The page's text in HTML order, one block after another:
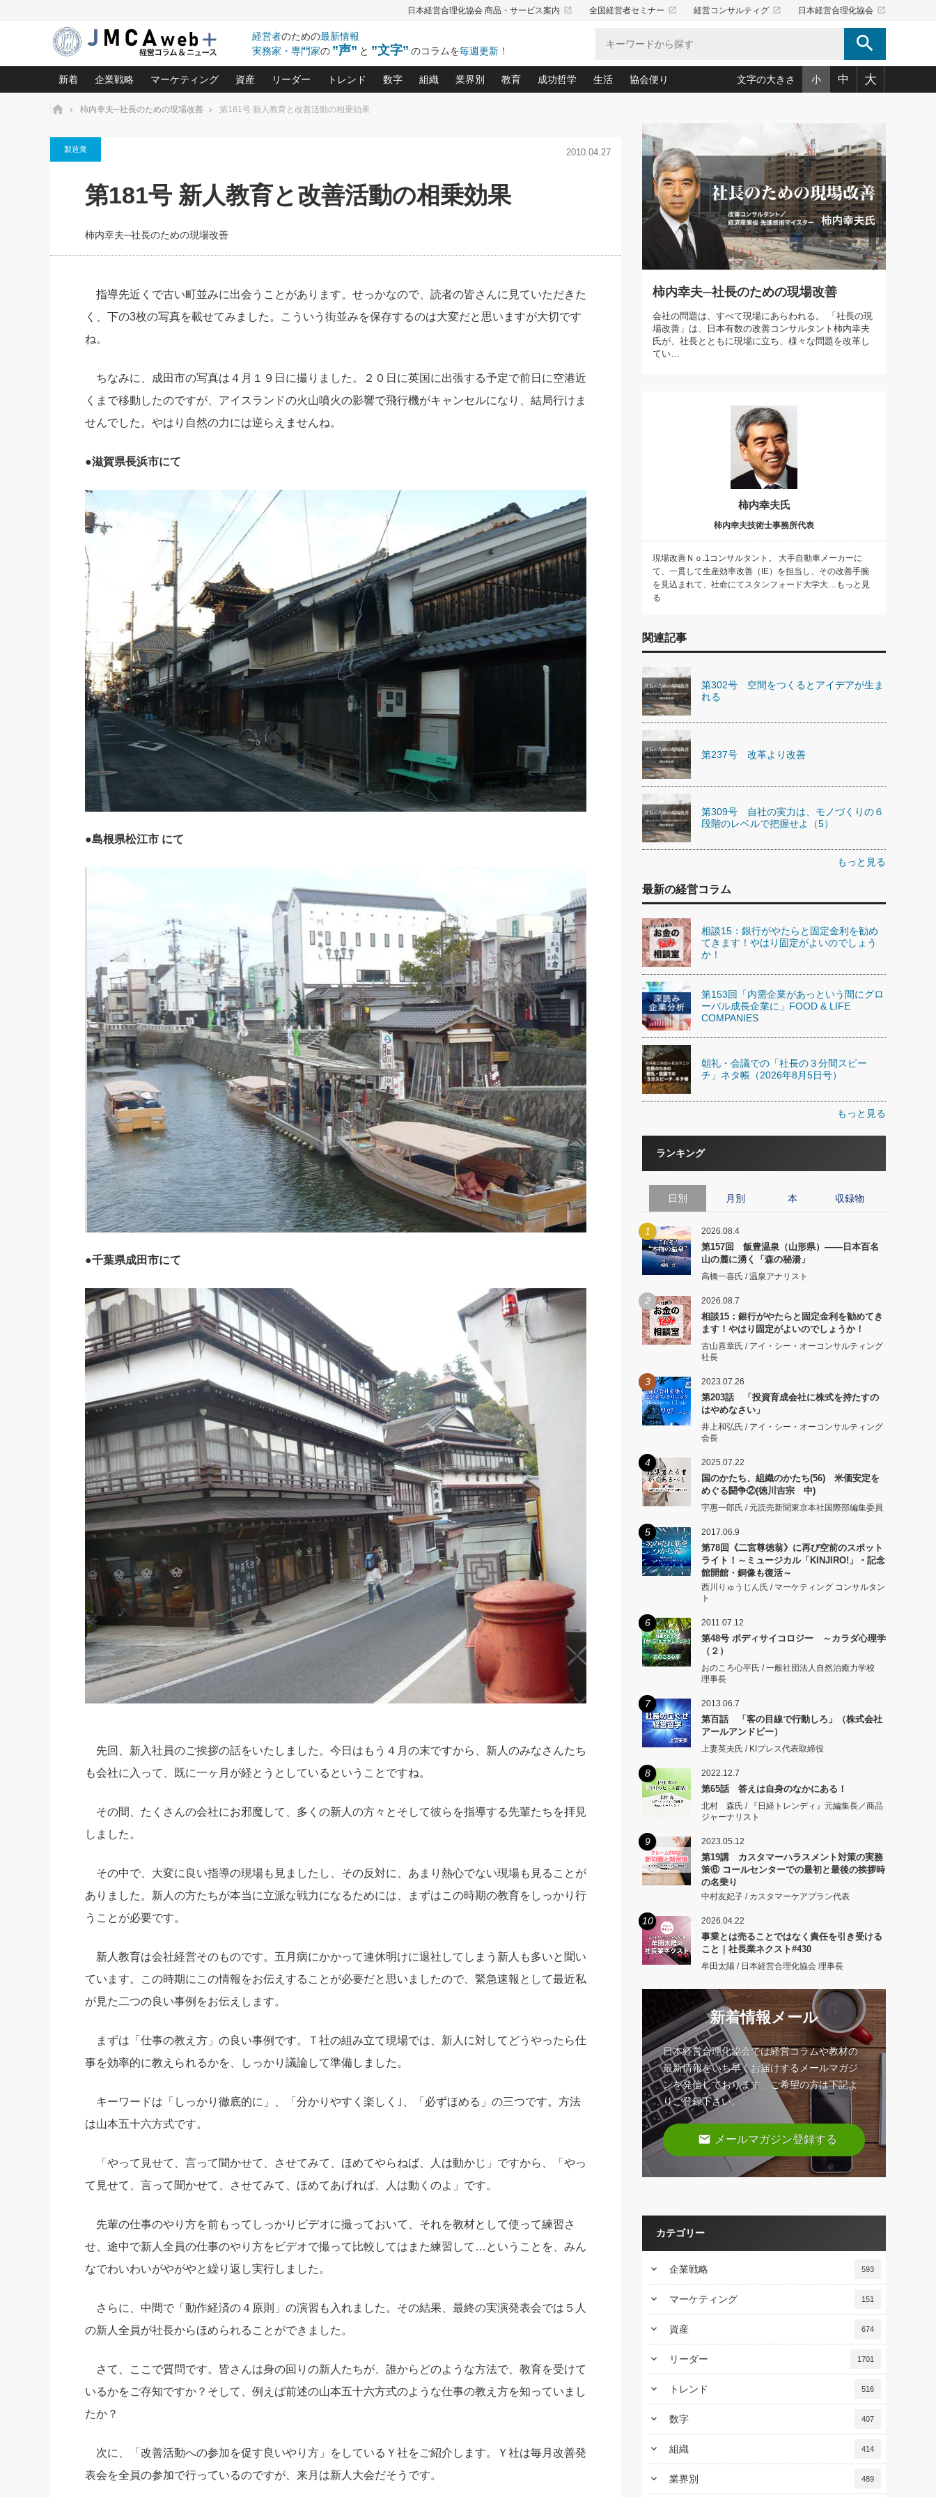
日本経営合理化協会 商品・サービス案内 launch 全国経営者セミナー launch 経営コンサルティグ launch 日本経営合理化協会 launch
経営者のための最新情報
実務家・専門家の ”声” と ”文字” のコラムを毎週更新！ search
新着
がよいのでしょうか！
2026.08.7
FOOD & LIFE COMPANIES
2026.08.5 2026.08.5
第86回 「言葉狩り」
もっとみる
企業戦略
中小企業の「１位づくり」戦略(96)
利益を最大化する「業務改善」横田尚哉氏(5)
強い会社を築く ビジネス・クリニック(240)
日本レーザー「人を大切にしながら利益を上げる経営」の極意
武器としてのM&A入門(3)
継続経営 百話百行(85)
野田久美子 香港ビジネス成功法(10)
マーケティング
ロングセラーの玉手箱(9)
は(5)
最高の自分を表現する 成功イメージ戦略(77)
資産
中国経済の最新動向(204)
事業承継の前に、決めておきたい、知っておきたい、やってお
リーダー
ピョートル・F・グジバチの『経営戦略の新常識』(12)
次もあなたにお願いしたいと思われる「一流の仕事術」(28)
社長の口ぐせ経営哲学(100)
トレンド
北村森の「今月のヒット商品」(109)
数字
おカネが残る決算書にするために、やっておきたいこと(34)
会社を守り抜くための緊急対策(100)
強い決算書の会社はココが違う！(36)
賢い社長の「経理財務の見どころ・勘どころ・ツッコミどこ
ろ」(149)
組織
職場の生産性を下げるハラスメントの予防策(10)
賃金決定の定石(68)
顧客・社員・社会から支持される「ウェルビーイング経営入
業界別
大久保一彦の“流行る”お店の仕組みづくり(210)
柿内幸夫─社長のための現場改善(174)
教育
あなただからお願いしたいと思われる 気配りの達人(127)
クレーム対応 実践マニュアル(92)
クレーム対応の新知識と新常識(57)
デキル社員に育てる！ 社員教育の決め手(203)
欧米資産家に学ぶ二世教育(100)
社長のための“全員営業”(30)
成功哲学
中国哲学に学ぶ 不況は会社守成の好機(38)
令和時代の「社長の人間力の磨き方」(86)
先人の名句名言の教え 東洋思想に学ぶ経営学(132)
渡部昇一の「日本の指導者たち」(32)
生活
おのころ心平の ──社長のための「か・ら・だマネジメント」
(50)
デジタルＡＶを味方に！新・仕事術(180)
リーダー脳の鍛え方(32)
ワインを楽しむ基礎レッスン(12)
必読！社長が読むべき今月の4冊(88)
眼と耳で楽しむ読書術(162)
社長の「氣」(30)
米国スポーツ・ビジネスに学ぶ心理学(98)
高橋一喜の『これぞ！"本物の温泉"』(157)
協会便り
「愛読者通信」著者インタビュー(44)
ビジネス見聞録 経営ニュース(100)
作間信司の経営無形庵(けいえいむぎょうあん)(166)
経営セミナー情報局(1)
繁栄への着眼点 牟田太陽(76)
講話を聞いて学ぼう 実学・耳学・磨く「ミミガク」のすすめ
文字の大きさ 小 中 大
ホーム 柿内幸夫─社長のための現場改善 第181号 新人教育と改善活動の相乗効果
製造業 2010.04.27
第181号 新人教育と改善活動の相乗効果
柿内幸夫─社長のための現場改善
指導先近くで古い町並みに出会うことがあります。せっかなので、読者の皆さんに見ていただきた
く、下の3枚の写真を載せてみました。こういう街並みを保存するのは大変だと思いますが大切です
ね。
ちなみに、成田市の写真は４月１９日に撮りました。２０日に英国に出張する予定で前日に空港近
くまで移動したのですが、アイスランドの火山噴火の影響で飛行機がキャンセルになり、結局行けま
せんでした。やはり自然の力には逆らえませんね。
●滋賀県長浜市にて
●島根県松江市 にて
●千葉県成田市にて
先回、新入社員のご挨拶の話をいたしました。今日はもう４月の末ですから、新人のみなさんたち
も会社に入って、既に一ヶ月が経とうとしているということですね。
その間、たくさんの会社にお邪魔して、多くの新人の方々とそして彼らを指導する先輩たちを拝見
しました。
その中で、大変に良い指導の現場も見ましたし、その反対に、あまり熱心でない現場も見ることが
ありました。新人の方たちが本当に立派な戦力になるためには、まずはこの時期の教育をしっかり行
うことが必要です。
新人教育は会社経営そのものです。五月病にかかって連休明けに退社してしまう新人も多いと聞い
ています。この時期にこの情報をお伝えすることが必要だと思いましたので、緊急速報として最近私
が見た二つの良い事例をお伝えします。
まずは「仕事の教え方」の良い事例です。Ｔ社の組み立て現場では、新人に対してどうやったら仕
事を効率的に教えられるかを、しっかり議論して準備しました。
キーワードは「しっかり徹底的に」、「分かりやすく楽しく｣、「必ずほめる」の三つです。方法
は山本五十六方式です。
「やって見せて、言って聞かせて、させてみて、ほめてやらねば、人は動かじ」ですから、「やっ
て見せて、言って聞かせて、させてみて、ほめてあげれば、人は動くのよ」です。
先輩の仕事のやり方を前もってしっかりビデオに撮っておいて、それを教材として使って練習さ
せ、途中で新人全員の仕事のやり方をビデオで撮って比較してはまた練習して…ということを、みん
なでわいわいがやがやと繰り返し実行しました。
さらに、中間で「動作経済の４原則」の演習も入れました。その結果、最終の実演発表会では５人
の新人全員が社長からほめられることができました。
さて、ここで質問です。皆さんは身の回りの新人たちが、誰からどのような方法で、教育を受けて
いるかをご存知ですか？そして、例えば前述の山本五十六方式のような仕事の教え方を知っていまし
たか？
次に、「改善活動への参加を促す良いやり方」をしているＹ社をご紹介します。Ｙ社は毎月改善発
表会を全員の参加で行っているのですが、来月は新人大会だそうです。
柿内幸夫─社長のための現場改善
会社の問題は、すべて現場にあらわれる。 「社長の現
場改善」は、日本有数の改善コンサルタント柿内幸夫
氏が、社長とともに現場に立ち、様々な問題を改革し
てい…
柿内幸夫氏
柿内幸夫技術士事務所代表
現場改善Ｎｏ.1コンサルタント。 大手自動車メーカーに
て、一貫して生産効率改善（IE）を担当し、その改善手腕
を見込まれて、社命にてスタンフォード大学大…もっと見
る
関連記事
第302号 空間をつくるとアイデアが生ま
れる
第237号 改革より改善
第309号 自社の実力は、モノづくりの６
段階のレベルで把握せよ（5）
もっと見る
最新の経営コラム
相談15：銀行がやたらと固定金利を勧め
てきます！やはり固定がよいのでしょう
か！
第153回「内需企業があっという間にグロ
ーバル成長企業に」FOOD & LIFE
COMPANIES
朝礼・会議での「社長の３分間スピー
チ」ネタ帳（2026年8月5日号）
もっと見る
ランキング
日別 月別 本 収録物
1 2026.08.4
第157回 飯豊温泉（山形県）――日本百名
山の麓に湧く「森の秘湯」
高橋一喜氏 / 温泉アナリスト
2 2026.08.7
相談15：銀行がやたらと固定金利を勧めてき
ます！やはり固定がよいのでしょうか！
古山喜章氏 / アイ・シー・オーコンサルティング
社長
3 2023.07.26
第203話 「投資育成会社に株式を持たすの
はやめなさい」
井上和弘氏 / アイ・シー・オーコンサルティング
会長
4 2025.07.22
国のかたち、組織のかたち(56) 米価安定を
めぐる闘争②(徳川吉宗 中)
宇惠一郎氏 / 元読売新聞東京本社国際部編集委員
5 2017.06.9
第78回《二宮尊徳翁》に再び空前のスポット
ライト！～ミュージカル「KINJIRO!」・記念
館開館・銅像も復活～
西川りゅうじん氏 / マーケティング コンサルタン
ト
6 2011.07.12
第48号 ボディサイコロジー ～カラダ心理学
（２）
おのころ心平氏 / 一般社団法人自然治癒力学校
理事長
7 2013.06.7
第百話 「客の目線で行動しろ」（株式会社
アールアンドビー）
上妻英夫氏 / KIプレス代表取締役
8 2022.12.7
第65話 答えは自身のなかにある！
北村 森氏 / 『日経トレンディ』元編集長／商品
ジャーナリスト
9 2023.05.12
第19講 カスタマーハラスメント対策の実務
策⑥ コールセンターでの最初と最後の挨拶時
の名乗り
中村友妃子 / カスタマーケアプラン代表
10 2026.04.22
事業とは売ることではなく責任を引き受ける
こと｜社長業ネクスト#430
牟田太陽 / 日本経営合理化協会 理事長
新着情報メール
日本経営合理化協会では経営コラムや教材の
最新情報をいち早くお届けするメールマガジ
ンを発信しております。ご希望の方は下記よ
りご登録下さい。
email メールマガジン登録する
カテゴリー
keyboard_arrow_down 企業戦略 593
keyboard_arrow_down マーケティング 151
keyboard_arrow_down 資産 674
keyboard_arrow_down リーダー 1701
keyboard_arrow_down トレンド 516
keyboard_arrow_down 数字 407
keyboard_arrow_down 組織 414
keyboard_arrow_down 業界別 489